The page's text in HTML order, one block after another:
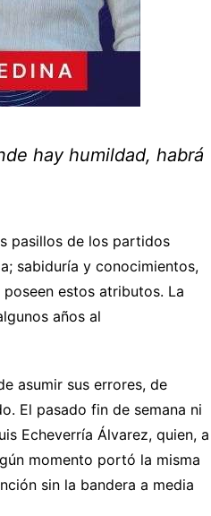
hay humildad, habrá
pasillos de los partidos
sabiduría y conocimientos,
estos atributos. La
años al
asumir sus errores, de
El pasado fin de semana ni
Echeverría Álvarez, quien, a
momento portó la misma
sin la bandera a media